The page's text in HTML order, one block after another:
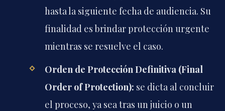
hasta la siguiente fecha de audiencia. Su
finalidad es brindar protección urgente
mientras se resuelve el caso.
Orden de Protección Definitiva (Final
Order of Protection): se dicta al concluir
el proceso, ya sea tras un juicio o un